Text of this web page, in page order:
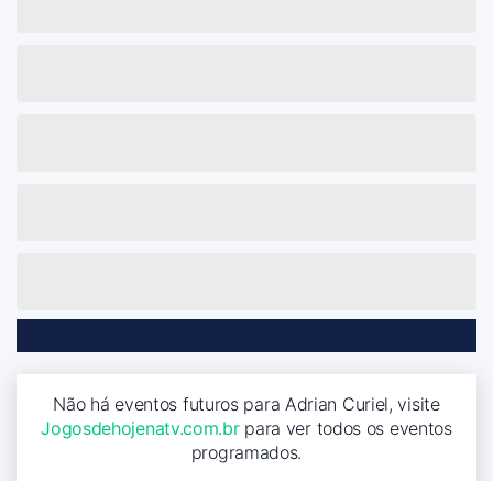
Não há eventos futuros para Adrian Curiel, visite
Jogosdehojenatv.com.brpara ver todos os eventos
programados.